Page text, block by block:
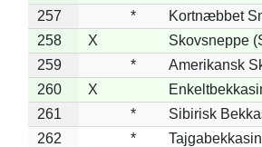
257
*
Kortnæbbet
258
X
Skovsneppe
259
*
Amerikansk
260
X
261
*
Sibirisk
262
*